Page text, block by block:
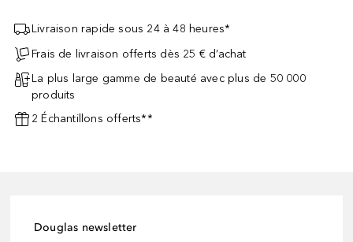
Livraison rapide sous 24 à 48 heures*
Frais de livraison offerts dès 25 € d’achat
La plus large gamme de beauté avec plus de 50 000
produits
2 Échantillons offerts**
Douglas newsletter